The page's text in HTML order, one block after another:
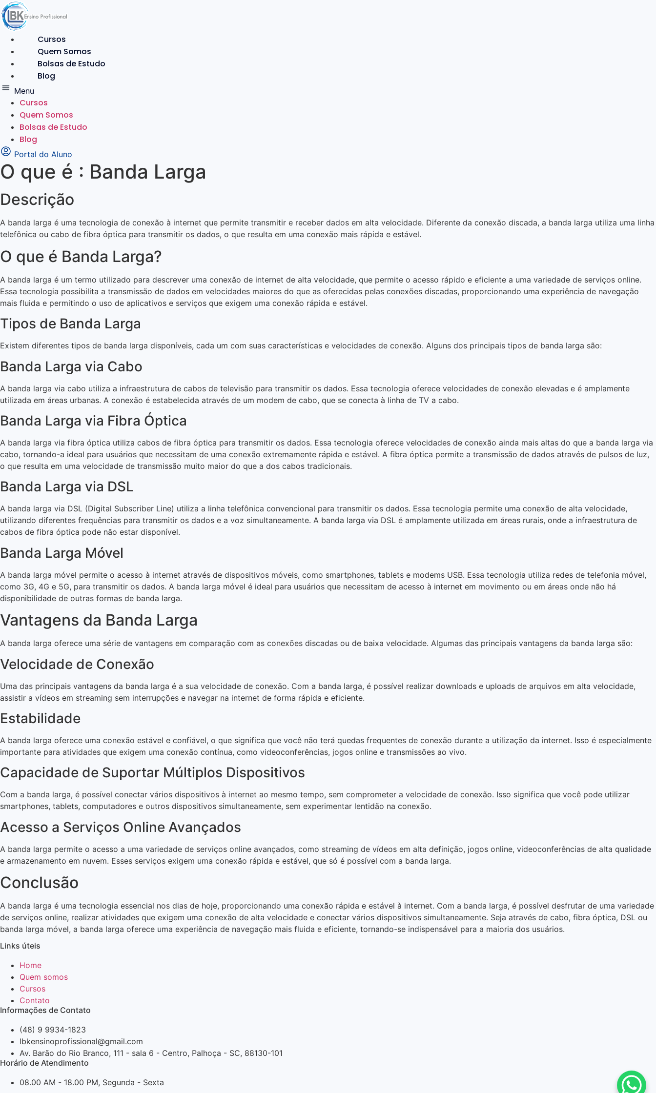
Ir
para
conteúdo
Cursos
Quem Somos
Bolsas de Estudo
Blog
Menu
Cursos
Quem Somos
Bolsas de Estudo
Blog
Portal do Aluno
O que é : Banda Larga
Descrição
A banda larga é uma tecnologia de conexão à internet que permite transmitir e receber dados em alta velocidade. Diferente da conexão discada, a banda larga utiliza uma linha
telefônica ou cabo de fibra óptica para transmitir os dados, o que resulta em uma conexão mais rápida e estável.
O que é Banda Larga?
A banda larga é um termo utilizado para descrever uma conexão de internet de alta velocidade, que permite o acesso rápido e eficiente a uma variedade de serviços online.
Essa tecnologia possibilita a transmissão de dados em velocidades maiores do que as oferecidas pelas conexões discadas, proporcionando uma experiência de navegação
mais fluida e permitindo o uso de aplicativos e serviços que exigem uma conexão rápida e estável.
Tipos de Banda Larga
Existem diferentes tipos de banda larga disponíveis, cada um com suas características e velocidades de conexão. Alguns dos principais tipos de banda larga são:
Banda Larga via Cabo
A banda larga via cabo utiliza a infraestrutura de cabos de televisão para transmitir os dados. Essa tecnologia oferece velocidades de conexão elevadas e é amplamente
utilizada em áreas urbanas. A conexão é estabelecida através de um modem de cabo, que se conecta à linha de TV a cabo.
Banda Larga via Fibra Óptica
A banda larga via fibra óptica utiliza cabos de fibra óptica para transmitir os dados. Essa tecnologia oferece velocidades de conexão ainda mais altas do que a banda larga via
cabo, tornando-a ideal para usuários que necessitam de uma conexão extremamente rápida e estável. A fibra óptica permite a transmissão de dados através de pulsos de luz,
o que resulta em uma velocidade de transmissão muito maior do que a dos cabos tradicionais.
Banda Larga via DSL
A banda larga via DSL (Digital Subscriber Line) utiliza a linha telefônica convencional para transmitir os dados. Essa tecnologia permite uma conexão de alta velocidade,
utilizando diferentes frequências para transmitir os dados e a voz simultaneamente. A banda larga via DSL é amplamente utilizada em áreas rurais, onde a infraestrutura de
cabos de fibra óptica pode não estar disponível.
Banda Larga Móvel
A banda larga móvel permite o acesso à internet através de dispositivos móveis, como smartphones, tablets e modems USB. Essa tecnologia utiliza redes de telefonia móvel,
como 3G, 4G e 5G, para transmitir os dados. A banda larga móvel é ideal para usuários que necessitam de acesso à internet em movimento ou em áreas onde não há
disponibilidade de outras formas de banda larga.
Vantagens da Banda Larga
A banda larga oferece uma série de vantagens em comparação com as conexões discadas ou de baixa velocidade. Algumas das principais vantagens da banda larga são:
Velocidade de Conexão
Uma das principais vantagens da banda larga é a sua velocidade de conexão. Com a banda larga, é possível realizar downloads e uploads de arquivos em alta velocidade,
assistir a vídeos em streaming sem interrupções e navegar na internet de forma rápida e eficiente.
Estabilidade
A banda larga oferece uma conexão estável e confiável, o que significa que você não terá quedas frequentes de conexão durante a utilização da internet. Isso é especialmente
importante para atividades que exigem uma conexão contínua, como videoconferências, jogos online e transmissões ao vivo.
Capacidade de Suportar Múltiplos Dispositivos
Com a banda larga, é possível conectar vários dispositivos à internet ao mesmo tempo, sem comprometer a velocidade de conexão. Isso significa que você pode utilizar
smartphones, tablets, computadores e outros dispositivos simultaneamente, sem experimentar lentidão na conexão.
Acesso a Serviços Online Avançados
A banda larga permite o acesso a uma variedade de serviços online avançados, como streaming de vídeos em alta definição, jogos online, videoconferências de alta qualidade
e armazenamento em nuvem. Esses serviços exigem uma conexão rápida e estável, que só é possível com a banda larga.
Conclusão
A banda larga é uma tecnologia essencial nos dias de hoje, proporcionando uma conexão rápida e estável à internet. Com a banda larga, é possível desfrutar de uma variedade
de serviços online, realizar atividades que exigem uma conexão de alta velocidade e conectar vários dispositivos simultaneamente. Seja através de cabo, fibra óptica, DSL ou
banda larga móvel, a banda larga oferece uma experiência de navegação mais fluida e eficiente, tornando-se indispensável para a maioria dos usuários.
Links úteis
Home
Quem somos
Cursos
Contato
Informações de Contato
(48) 9 9934-1823
lbkensinoprofissional@gmail.com
Av. Barão do Rio Branco, 111 - sala 6 - Centro, Palhoça - SC, 88130-101
Horário de Atendimento
08.00 AM - 18.00 PM, Segunda - Sexta